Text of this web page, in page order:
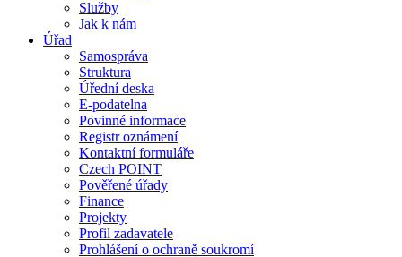
Služby
Jak k nám
Úřad
Samospráva
Struktura
Úřední deska
E-podatelna
Povinné informace
Registr oznámení
Kontaktní formuláře
Czech POINT
Pověřené úřady
Finance
Projekty
Profil zadavatele
Prohlášení o ochraně soukromí